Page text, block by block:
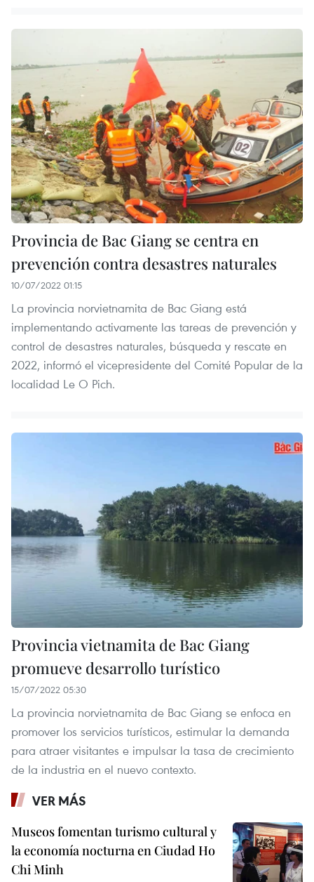
Provincia de Bac Giang se centra en
prevención contra desastres naturales
10/07/2022 01:15
La provincia norvietnamita de Bac Giang está
implementando activamente las tareas de prevención y
control de desastres naturales, búsqueda y rescate en
2022, informó el vicepresidente del Comité Popular de la
localidad Le O Pich.
Provincia vietnamita de Bac Giang
promueve desarrollo turístico
15/07/2022 05:30
La provincia norvietnamita de Bac Giang se enfoca en
promover los servicios turísticos, estimular la demanda
para atraer visitantes e impulsar la tasa de crecimiento
de la industria en el nuevo contexto.
VER MÁS
Museos fomentan turismo cultural y
la economía nocturna en Ciudad Ho
Chi Minh